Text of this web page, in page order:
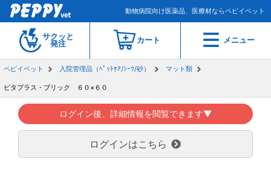
動物病院向け医薬品、医療材ならペピイベット
サクッと
発注
カート メニュー
ペピイベット 入院管理品（ﾍﾟｯﾄｹｱ/ｼｰﾂ/砂） マット類
ピタプラス・ブリック ６０×６０
ログイン後、詳細情報を閲覧できます▼
ログインはこちら